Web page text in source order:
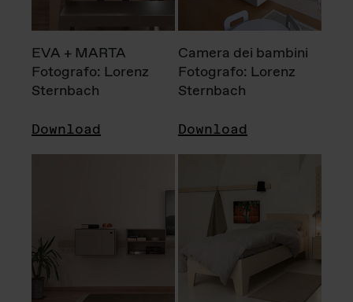
EVA + MARTA
Fotografo: Lorenz
Sternbach
Download
Camera dei bambini
Fotografo: Lorenz
Sternbach
Download